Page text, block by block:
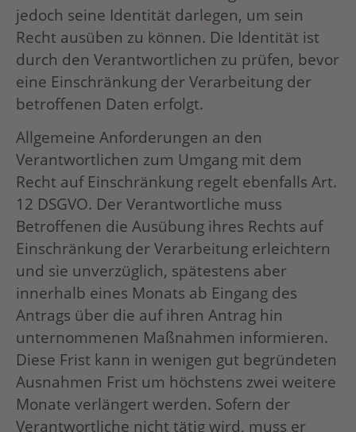
jedoch seine Identität darlegen, um sein
Recht ausüben zu können. Die Identität ist
durch den Verantwortlichen zu prüfen, bevor
eine Einschränkung der Verarbeitung der
betroffenen Daten erfolgt.
Allgemeine Anforderungen an den
Verantwortlichen zum Umgang mit dem
Recht auf Einschränkung regelt ebenfalls Art.
12 DSGVO. Der Verantwortliche muss
Betroffenen die Ausübung ihres Rechts auf
Einschränkung der Verarbeitung erleichtern
und sie unverzüglich, spätestens aber
innerhalb eines Monats ab Eingang des
Antrags über die auf ihren Antrag hin
unternommenen Maßnahmen informieren.
Diese Frist kann in wenigen gut begründeten
Ausnahmen Frist um höchstens zwei weitere
Monate verlängert werden. Sofern der
Verantwortliche nicht tätig wird, muss er